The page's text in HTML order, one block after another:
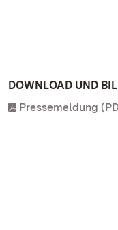
DOWNLOAD UND
Pressemeldung